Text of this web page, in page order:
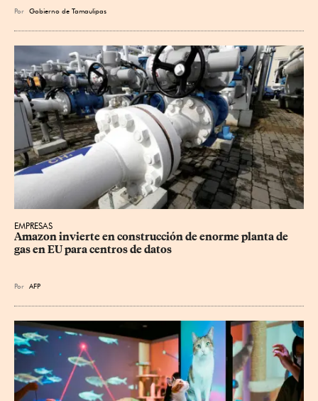
Por Gobierno de Tamaulipas
EMPRESAS
Amazon invierte en construcción de enorme planta de
gas en EU para centros de datos
Por AFP